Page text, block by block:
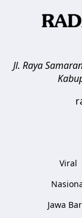
Jl. Raya
Viral
Jawa